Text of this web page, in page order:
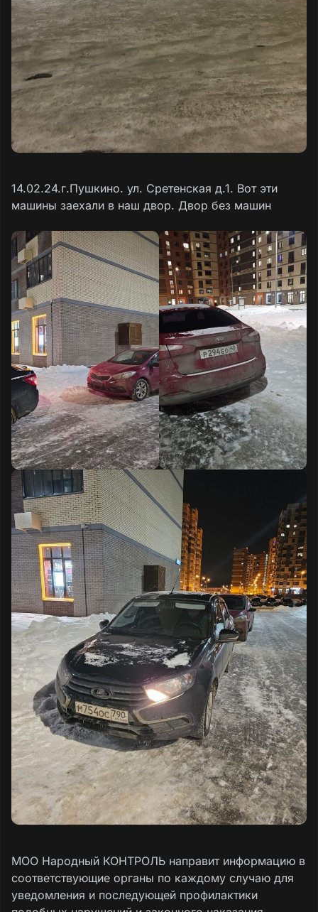
14.02.24.г.Пушкино. ул. Сретенская д.1. Вот эти
машины заехали в наш двор. Двор без машин
МОО Народный КОНТРОЛЬ направит информацию в
соответствующие органы по каждому случаю для
уведомления и последующей профилактики